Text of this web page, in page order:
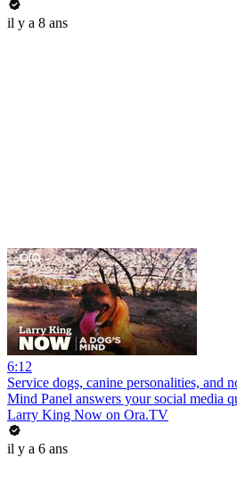
il y a 8 ans
6:12
Service dogs, canine personalities, and
Mind Panel answers your social media
Larry King Now on Ora.TV
il y a 6 ans